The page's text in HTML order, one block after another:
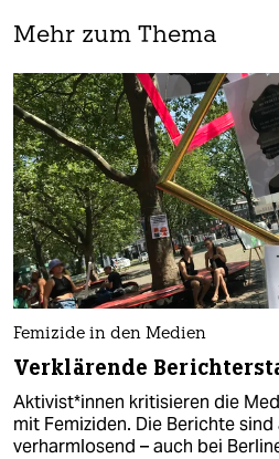
Mehr zum Thema
Femizide in den Medien
Verklärende
Ak­ti­vis­t*in­nen kritisieren die
mit Femiziden. Die Berichte sind
verharmlosend – auch bei